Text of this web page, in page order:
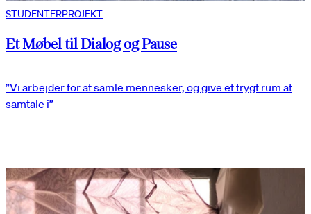
STUDENTERPROJEKT
Et Møbel til Dialog og Pause
”Vi arbejder for at samle mennesker, og give et trygt rum at
samtale i”